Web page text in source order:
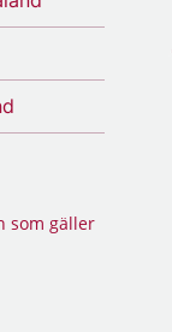
som gäller